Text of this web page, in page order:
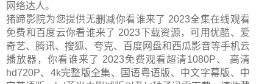
网络达人。
猪蹄影院为您提供无删减你看谁来了 2023全集在线观看
免费和百度云你看谁来了 2023下载资源，可用优酷、爱
奇艺、腾讯、搜狐、夸克、百度网盘和西瓜影音等手机云
播放器，你看谁来了 2023免费观看超清1080P、 高清
hd720P、4k完整版全集、国语粤语版、中文字幕版、中